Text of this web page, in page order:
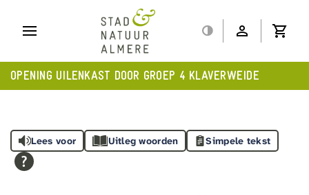
OPENING UILENKAST DOOR GROEP 4 KLAVERWEIDE
Lees voor Uitleg woorden Simpele tekst